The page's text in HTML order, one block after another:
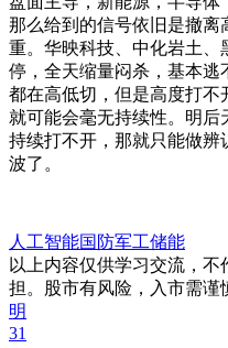
那么给到的信号依旧是撤
重。华映科技、中化岩土、
停，全天缩量闷杀，基本逃
都在高低切，但是高度打不
就可能会毫无持续性。明
持续打不开，那就只能做辨
波了。
人工智能国防军工储能
以上内容仅供学习交流，
担。股市有风险，入市需谨
明
31